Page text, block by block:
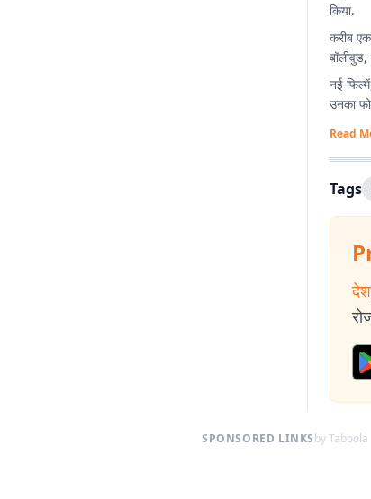
किया.
करीब
नई
उनका
Read
Tags
देश
SPONSORED LINKSby Taboola